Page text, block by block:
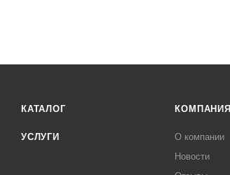
КАТАЛОГ
УСЛУГИ
КОМПАНИЯ
О компании
Новости